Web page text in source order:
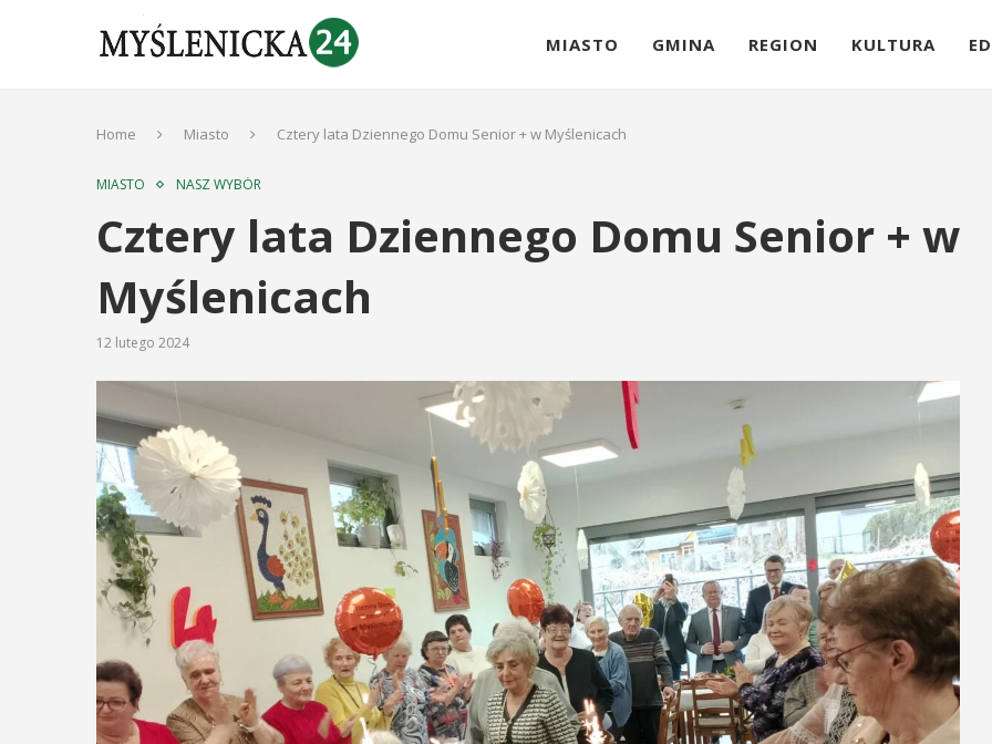
MIASTO GMINA REGION KULTURA
Home Miasto Cztery lata Dziennego Domu Senior + w Myślenicach
MIASTO NASZ WYBÓR
Cztery lata Dziennego Domu Senior + w
Myślenicach
12 lutego 2024